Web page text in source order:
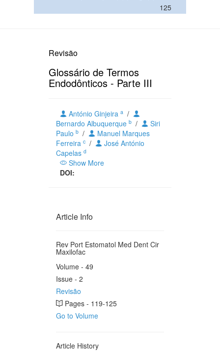
125
Revisão
Glossário de Termos
Endodônticos - Parte III
António Ginjeira a /
Bernardo Albuquerque b /
Siri
Paulo b /
Manuel Marques
Ferreira c /
José António
Capelas d
Show More
DOI:
Article Info
Rev Port Estomatol Med Dent Cir
Maxilofac
Volume - 49
Issue - 2
Revisão
Pages - 119-125
Go to Volume
Article History